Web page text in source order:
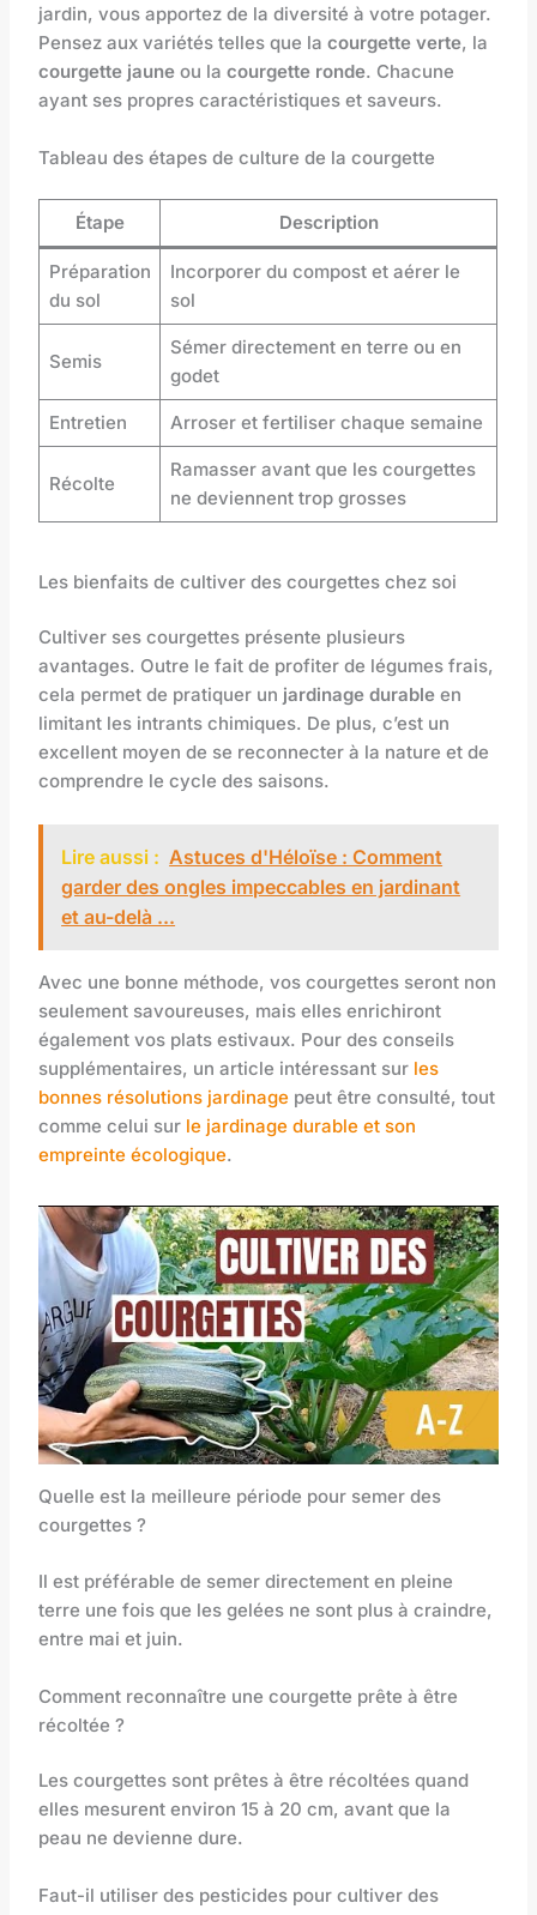
jardin, vous apportez de la diversité à votre potager.
Pensez aux variétés telles que lacourgette verte, la
courgette jaune ou lacourgette ronde. Chacune
ayant ses propres caractéristiques et saveurs.
Tableau des étapes de culture de la courgette
Étape Description
Préparation
du sol
Incorporer du compost et aérer le
sol
Semis
Sémer directement en terre ou en
godet
Entretien Arroser et fertiliser chaque semaine
Récolte
Ramasser avant que les courgettes
ne deviennent trop grosses
Les bienfaits de cultiver des courgettes chez soi
Cultiver ses courgettes présente plusieurs
avantages. Outre le fait de profiter de légumes frais,
cela permet de pratiquer un jardinage durable en
limitant les intrants chimiques. De plus, c’est un
excellent moyen de se reconnecter à la nature et de
comprendre le cycle des saisons.
Lire aussi : Astuces d'Héloïse : Comment
garder des ongles impeccables en jardinant
et au-delà ...
Avec une bonne méthode, vos courgettes seront non
seulement savoureuses, mais elles enrichiront
également vos plats estivaux. Pour des conseils
supplémentaires, un article intéressant sur les
bonnes résolutions jardinage peut être consulté, tout
comme celui sur le jardinage durable et son
empreinte écologique.
Quelle est la meilleure période pour semer des
courgettes ?
Il est préférable de semer directement en pleine
terre une fois que les gelées ne sont plus à craindre,
entre mai et juin.
Comment reconnaître une courgette prête à être
récoltée ?
Les courgettes sont prêtes à être récoltées quand
elles mesurent environ 15 à 20 cm, avant que la
peau ne devienne dure.
Faut-il utiliser des pesticides pour cultiver des